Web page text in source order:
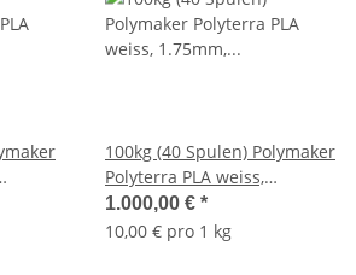
100kg (40 Spulen) Polymaker
Polyterra PLA weiss,
1.75mm, 10€/kg
1.000,00 € *
10,00 € pro 1 kg